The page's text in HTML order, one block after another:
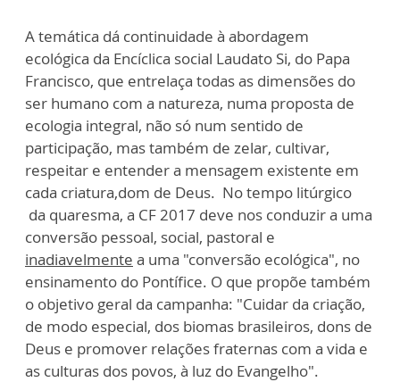
A temática dá continuidade à abordagem
ecológica da Encíclica social Laudato Si, do Papa
Francisco, que entrelaça todas as dimensões do
ser humano com a natureza, numa proposta de
ecologia integral, não só num sentido de
participação, mas também de zelar, cultivar,
respeitar e entender a mensagem existente em
cada criatura,dom de Deus. No tempo litúrgico
da quaresma, a CF 2017 deve nos conduzir a uma
conversão pessoal, social, pastoral e
inadiavelmente a uma "conversão ecológica", no
ensinamento do Pontífice. O que propõe também
o objetivo geral da campanha: "Cuidar da criação,
de modo especial, dos biomas brasileiros, dons de
Deus e promover relações fraternas com a vida e
as culturas dos povos, à luz do Evangelho".